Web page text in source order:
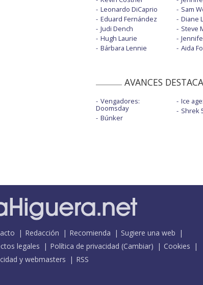
Leonardo DiCaprio
Eduard Fernández
Judi Dench
Hugh Laurie
Bárbara Lennie
Sam
Diane
Steve
Aida
AVANCES
Vengadores:
Doomsday
Búnker
Ice
Shrek
Redacción Recomienda
Sugiere una web
legales
Política de privacidad (Cambiar)
Cookies
y webmasters
RSS